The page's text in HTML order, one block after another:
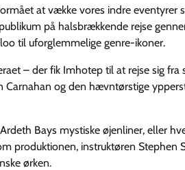
at vække vores indre eventyrer
på halsbrækkende rejse
til uforglemmelige genre-ikoner.
– der fik Imhotep til at rejse sig fra
og den hævntørstige
Bays mystiske øjenliner, eller
produktionen, instruktøren Stephen
ørken.